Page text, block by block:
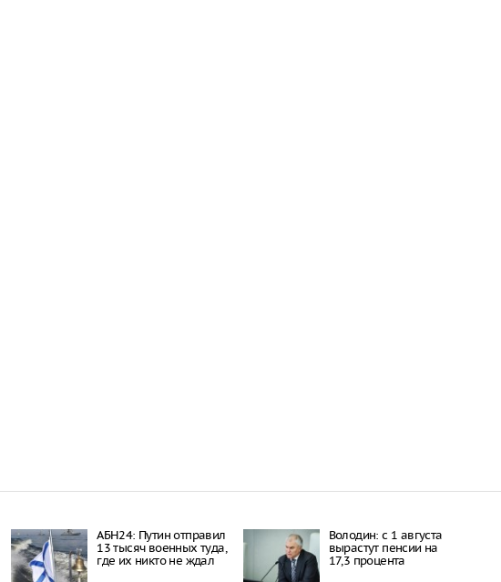
АБН24: Путин отправил
13 тысяч военных туда,
где их никто не ждал
Володин: с 1 августа
вырастут пенсии на
17,3 процента